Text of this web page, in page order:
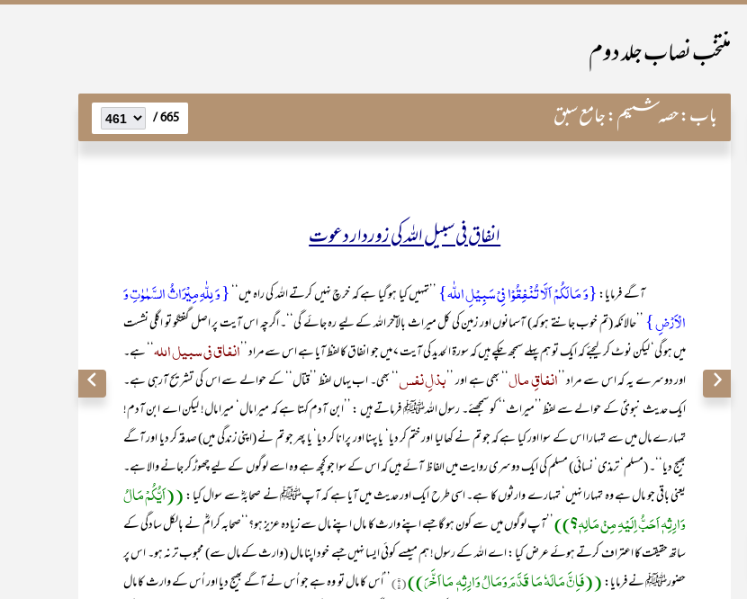
منتخب نصاب جلد دوم
باب:حصہ ششم: جامع سبق 665 /
انفاق فی سبیل اللہ کی زوردار دعوت
آگے فرمایا:{وَ مَا لَکُمۡ اَلَّا تُنۡفِقُوۡا فِیۡ سَبِیۡلِ اللّٰہ} ’’تمہیں کیا ہو گیا ہے کہ خرچ نہیں کرتے اللہ کی راہ میں‘‘ { وَ لِلّٰہِ مِیۡرَاثُ السَّمٰوٰتِ وَ
الۡاَرۡضِ } ’’حالانکہ (تم خوب جانتے ہو کہ) آسمانوں اور زمین کی کل میراث بالآخر اللہ کے لیے رہ جائے گی‘‘۔ اگرچہ اس آیت پر اصل گفتگو تو اگلی نشست
میں ہو گی‘ لیکن نوٹ کر لیجئے کہ ایک تو ہم پہلے سمجھ چکے ہیں کہ سورۃ الحدید کی آیت ۷ میں جو انفاق کا لفظ آیا ہے اس سے مراد ’’
انفاق فی سبیل اللہ‘‘ ہے۔
اور دوسرے یہ کہ اس سے مراد ’’ انفاقِ مال‘‘ بھی ہے اور ’’ بذلِ نفس ‘‘ بھی۔ اب یہاں لفظ ’’قتال‘‘ کے حوالے سے اس کی تشریح آرہی ہے۔
ایک حدیث نبویؐ کے حوالے سے لفظ ’’میراث‘‘ کو سمجھئے۔ رسول اللہﷺ فرماتے ہیں : ’’ابن آدم کہتا ہے کہ میرا مال‘ میرا مال! لیکن اے ابن آدم!
تمہارے مال میں سے تمہارا اس کے سوا اور کیا ہے کہ جو تم نے کھا لیا اور ختم کر دیا‘ یا پہنا اور پرانا کر دیا‘ یا پھر جو تم نے (اپنی زندگی میں) صدقہ کر دیا اور آگے
بھیج دیا‘‘۔ (مسلم‘ ترمذی‘ نسائی) مسلم کی ایک دوسری روایت میں الفاظ آئے ہیں کہ اس کے سوا جو کچھ ہے وہ اسے لوگوں کے لیے چھوڑ کر جانے والا ہے۔
یعنی باقی جو مال ہے وہ تمہارا نہیں‘ تمہارے وارثوں کا ہے۔ اسی طرح ایک اور حدیث میں آیا ہے کہ آپﷺ نے صحابہؓ سے سوال کیا :((اَیُّکُمْ مَالُ
وَارِثِہٖ اَحَبُّ اِلَیْہِ مِنْ مَالِہٖ؟)) ’’آپ لوگوں میں سے کون ہو گا جسے اپنے وارث کا مال اپنے مال سے زیادہ عزیز ہو؟‘‘صحابہ کرامؓ نے بالکل سادگی کے
ساتھ حقیقت کا اعتراف کرتے ہوئے عرض کیا : اے اللہ کے رسول! ہم میںسے کوئی ایسا نہیں جسے خود اپنا مال (وارث کے مال سے) محبوب تر نہ ہو۔ اس پر
حضورﷺ نے فرمایا:((فَاِنَّ مَالَہٗ مَا قَدَّمَ وَمَالُ وَارِثِہٖ مَا اَخَّرَ))(۱)
’’اُس کا مال تو وہ ہے جو اُس نے آگے بھیج دیا اور اُس کے وارث کا مال